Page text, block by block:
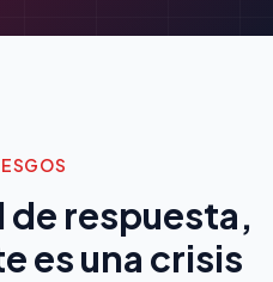
de respuesta,
es una crisis